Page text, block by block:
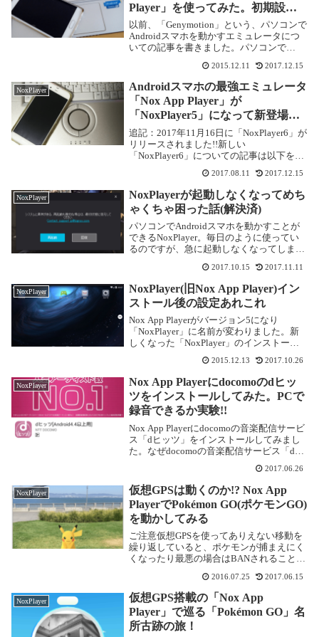
Player」を使ってみた。初期設定
が簡単で高機能！
以前、「Genymotion」という、パソコンで
Androidスマホを動かすエミュレータにつ
いての記事を書きました。パソコンで
「Genymotion」を使ってみた大変便利なエ
ミュレータなので、ありがた...
2015.12.11 2017.12.15
NoxPlayer
Androidスマホの最強エミュレータ
「Nox App Player」が
「NoxPlayer5」になって新登場で
す!
追記：2017年11月16日に「NoxPlayer6」が
リリースされました!!新しい
「NoxPlayer6」についての記事は以下をご
App Player」がいよいよバージョン5になり
ました。以前のバー...
2017.08.11 2017.12.15
NoxPlayer
NoxPlayerが起動しなくなってめち
ゃくちゃ困った話(解決済)
パソコンでAndroidスマホを動かすことが
できるNoxPlayer。毎日のように使ってい
るのですが、急に起動しなくなってしまい
5.2.0.0になり、5.0から比べると動作がさら
にキビキビするよう...
2017.10.15 2017.11.11
NoxPlayer
NoxPlayer(旧Nox App Player)イン
ストール後の設定あれこれ
Nox App Playerがバージョン5になり
「NoxPlayer」に名前が変わりました。新
しくなった「NoxPlayer」のインストール
などについてはこちらをご覧ください。環
境によっては「NoxPlayer」が動かなくな
ることもあります...
2015.12.13 2017.10.26
NoxPlayer
Nox App Playerにdocomoのdヒッ
ツをインストールしてみた。PCで
録音できるか実験!!
Nox App Playerにdocomoの音楽配信サービ
ス「dヒッツ」をインストールしてみまし
た。なぜdocomoの音楽配信サービス「dヒ
び、ドコモショップで携帯を機種変更した
ところ、頭金が5,800...
2017.06.26
NoxPlayer
仮想GPSは動くのか!? Nox App
PlayerでPokémon GO(ポケモンGO)
を動かしてみる
ご注意仮想GPSを使ってありえない移動を
繰り返していると、ポケモンが捕まえにく
くなったり最悪の場合はBANされることも
いいたします。最近「Nox App Playerイン
ストール後の設定あれこれ」の記事...
2016.07.25 2017.06.15
NoxPlayer
仮想GPS搭載の「Nox App
Player」で巡る「Pokémon GO」名
所古跡の旅！